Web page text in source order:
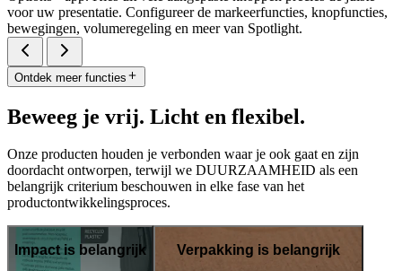
voor uw presentatie. Configureer de markeerfuncties, knopfuncties,
bewegingen, volumeregeling en meer van Spotlight.
Ontdek meer functies
Beweeg je vrij. Licht en flexibel.
Onze producten houden je verbonden waar je ook gaat en zijn
doordacht ontworpen, terwijl we DUURZAAMHEID als een
belangrijk criterium beschouwen in elke fase van het
productontwikkelingsproces.
Impact is belangrijk Verpakking is belangrijk